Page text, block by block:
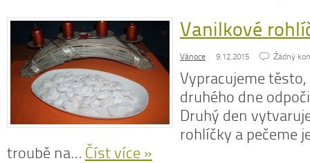
Vanilkové
Vánoce 9.12.2015 Źádný
Vypracujeme
druhého dne
Druhý den
rohlíčky a pečeme
troubě na… Číst více »